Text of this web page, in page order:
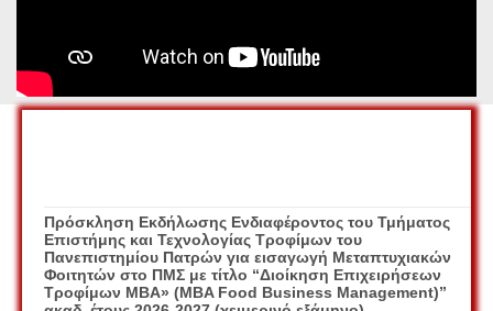
ΣΗΜΑΝΤΙΚΗ Ανακοίνωση Ολοκλήρωσης Ανώτατης
διάρκειας φοίτησης για 5ετές ΠΣ σύμφωνα με τον ν.
5224/2025